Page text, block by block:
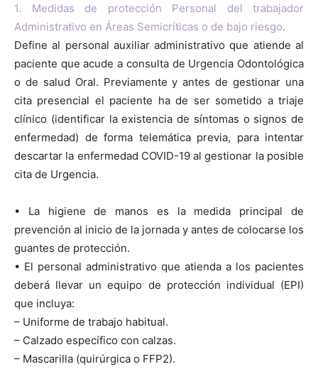
1. Medidas de protección Personal del trabajador
Administrativo en Áreas Semicríticas o de bajo riesgo.
Define al personal auxiliar administrativo que atiende al
paciente que acude a consulta de Urgencia Odontológica
o de salud Oral. Previamente y antes de gestionar una
cita presencial el paciente ha de ser sometido a triaje
clínico (identificar la existencia de síntomas o signos de
enfermedad) de forma telemática previa, para intentar
descartar la enfermedad COVID-19 al gestionar la posible
cita de Urgencia.
• La higiene de manos es la medida principal de
prevención al inicio de la jornada y antes de colocarse los
guantes de protección.
• El personal administrativo que atienda a los pacientes
deberá llevar un equipo de protección individual (EPI)
que incluya:
– Uniforme de trabajo habitual.
– Calzado específico con calzas.
– Mascarilla (quirúrgica o FFP2).